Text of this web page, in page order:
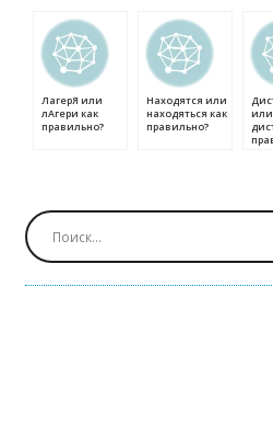
ЛагерЯ или
лАгери как
правильно?
Находятся или
находяться как
правильно?
или